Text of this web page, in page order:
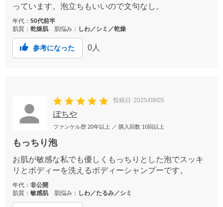
っています。泡立ちもいいので文句なし。
年代： 50代前半
肌質： 乾燥肌 肌悩み： しわ／シミ／乾燥
参考になった 0 人
投稿日 2025/08/05
ぽちや
ファンケル歴 20年以上 ／ 購入回数 10回以上
もっちり泡
お肌が敏感な私でも優しくもっちりとした泡でスッキ
リとボディーを洗えるボディーシャンプーです。
年代： 非公開
肌質： 敏感肌 肌悩み： しわ／たるみ／シミ